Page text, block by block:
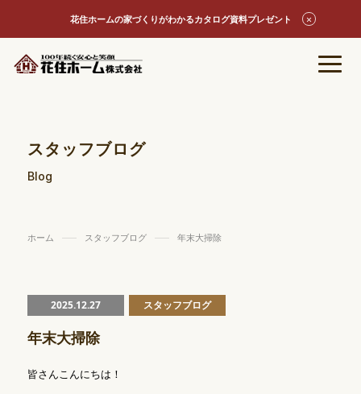
花住ホームの家づくりがわかるカタログ資料プレゼント
スタッフブログ
Blog
ホーム スタッフブログ 年末大掃除
2025.12.27 スタッフブログ
年末大掃除
皆さんこんにちは！